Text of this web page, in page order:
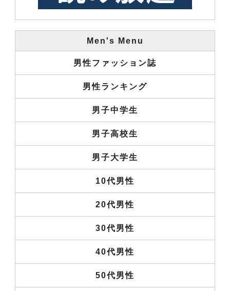
Men's Menu
男性ファッション誌
男性ランキング
男子中学生
男子高校生
男子大学生
10代男性
20代男性
30代男性
40代男性
50代男性